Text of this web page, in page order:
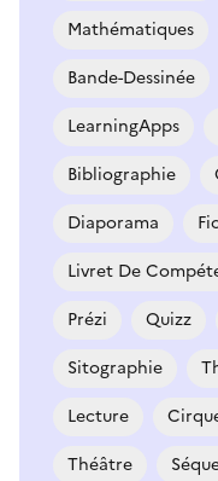
Mathématiques
Bande-Dessinée
LearningApps
Bibliographie
Diaporama
Livret De
Prézi
Quizz
Sitographie
Lecture
Théâtre